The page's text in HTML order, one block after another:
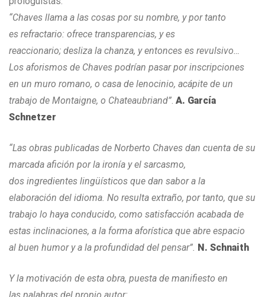
“Chaves llama a las cosas por su nombre, y por tanto
es refractario: ofrece transparencias, y es
reaccionario; desliza la chanza, y entonces es revulsivo…
Los aforismos de Chaves podrían pasar por inscripciones
en un muro romano, o casa de lenocinio, acápite de un
trabajo de Montaigne, o Chateaubriand”. A. García
Schnetzer
“Las obras publicadas de Norberto Chaves dan cuenta de su
marcada afición por la ironía y el sarcasmo,
dos ingredientes lingüísticos que dan sabor a la
elaboración del idioma. No resulta extraño, por tanto, que su
trabajo lo haya conducido, como satisfacción acabada de
estas inclinaciones, a la forma aforística que abre espacio
al buen humor y a la profundidad del pensar”. N. Schnaith
Y la motivación de esta obra, puesta de manifiesto en